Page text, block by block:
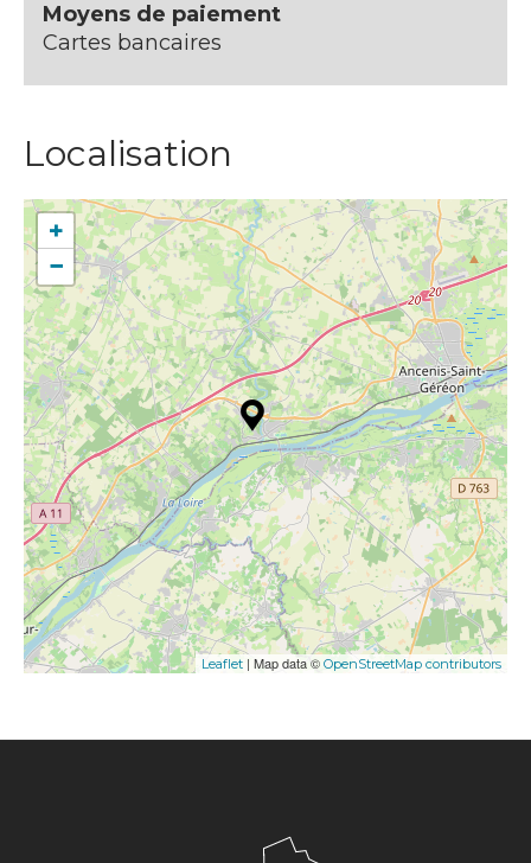
Moyens de paiement
Cartes bancaires
Localisation
+
−
Leaflet | Map data © OpenStreetMap contributors